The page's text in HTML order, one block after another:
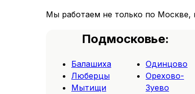
Мы работаем не только по Москве,
Подмосковье:
Балашиха
Люберцы
Мытищи
Одинцово
Орехово-
Зуево